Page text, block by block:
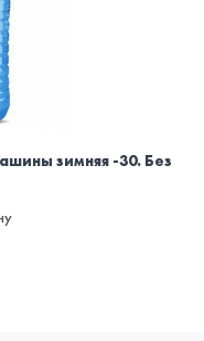
зимняя -30. Без